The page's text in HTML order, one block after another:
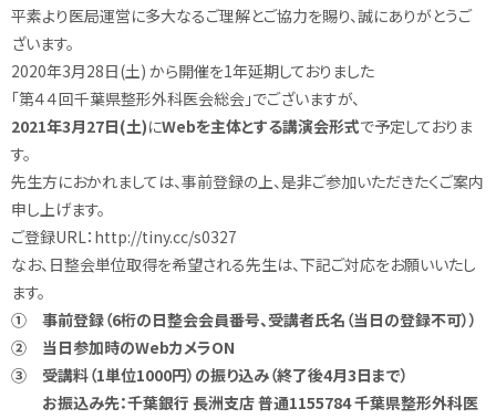
平素より医局運営に多大なるご理解とご協力を賜り、誠にありがとうご
ざいます。
2020年3月28日(土) から開催を1年延期しておりました
「第４４回千葉県整形外科医会総会」でございますが、
2021年3月27日(土)にWebを主体とする講演会形式で予定しておりま
す。
先生方におかれましては、事前登録の上、是非ご参加いただきたくご案内
申し上げます。
ご登録URL：http://tiny.cc/s0327
なお、日整会単位取得を希望される先生は、下記ご対応をお願いいたし
ます。
① 事前登録（6桁の日整会会員番号、受講者氏名（当日の登録不可））
② 当日参加時のWebカメラON
③ 受講料（1単位1000円）の振り込み（終了後4月3日まで）
お振込み先：千葉銀行 長洲支店 普通1155784千葉県整形外科医